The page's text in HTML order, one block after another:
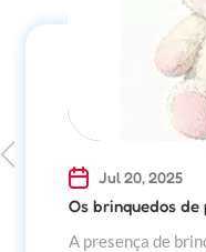
Jul 20, 2025
A presença de